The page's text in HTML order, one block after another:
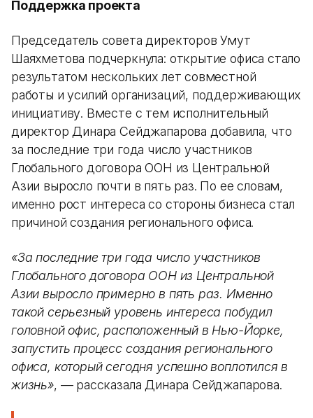
Поддержка проекта
Председатель совета директоров Умут
Шаяхметова подчеркнула: открытие офиса стало
результатом нескольких лет совместной
работы и усилий организаций, поддерживающих
инициативу. Вместе с тем исполнительный
директор Динара Сейджапарова добавила, что
за последние три года число участников
Глобального договора ООН из Центральной
Азии выросло почти в пять раз. По ее словам,
именно рост интереса со стороны бизнеса стал
причиной создания регионального офиса.
«За последние три года число участников
Глобального договора ООН из Центральной
Азии выросло примерно в пять раз. Именно
такой серьезный уровень интереса побудил
головной офис, расположенный в Нью-Йорке,
запустить процесс создания регионального
офиса, который сегодня успешно воплотился в
жизнь», — рассказала Динара Сейджапарова.